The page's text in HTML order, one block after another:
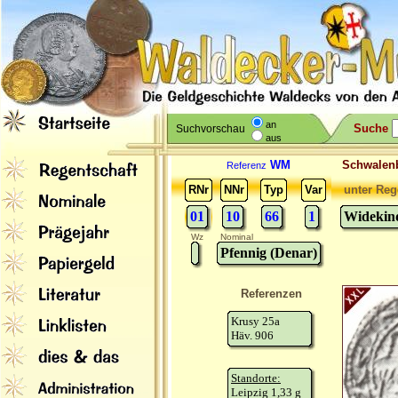
Suchvorschau
an
aus
Suche
Referenz WM
RNr
NNr Typ Var
01 10 66 1
unter
Wz Nominal
Pfennig (Denar)
Referenzen
Krusy 25a
Häv. 906
Standorte:
Leipzig 1,33 g